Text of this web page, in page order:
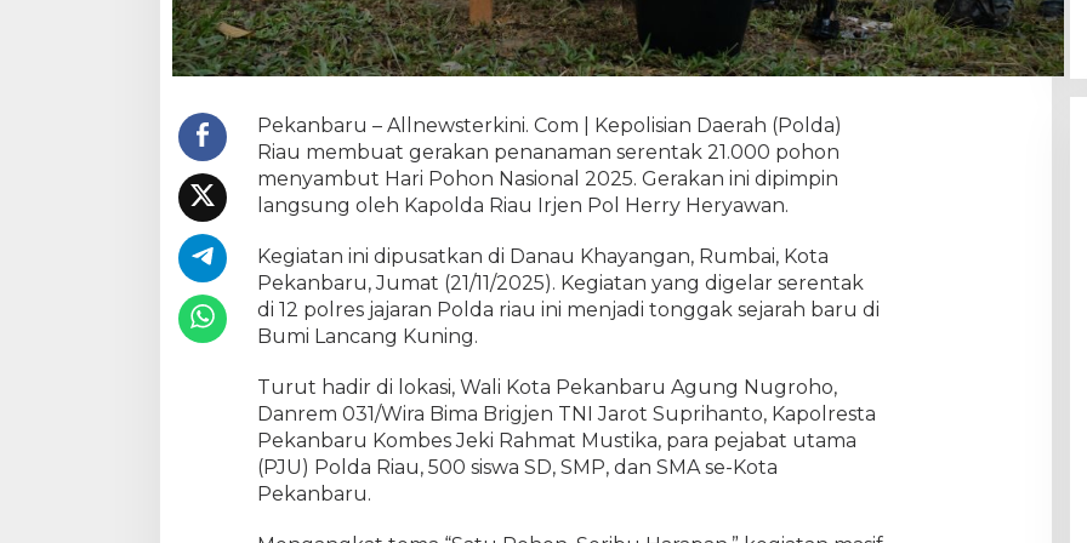
a
m
a
n
1
.
0
0
P
o
n
a
r
e
n
g
Pekanbaru – Allnewsterkini. Com | Kepolisian Daerah (Polda)
Riau membuat gerakan penanaman serentak 21.000 pohon
menyambut Hari Pohon Nasional 2025. Gerakan ini dipimpin
langsung oleh Kapolda Riau Irjen Pol Herry Heryawan.
Kegiatan ini dipusatkan di Danau Khayangan, Rumbai, Kota
Pekanbaru, Jumat (21/11/2025). Kegiatan yang digelar serentak
di 12 polres jajaran Polda riau ini menjadi tonggak sejarah baru di
Bumi Lancang Kuning.
Turut hadir di lokasi, Wali Kota Pekanbaru Agung Nugroho,
Danrem 031/Wira Bima Brigjen TNI Jarot Suprihanto, Kapolresta
Pekanbaru Kombes Jeki Rahmat Mustika, para pejabat utama
(PJU) Polda Riau, 500 siswa SD, SMP, dan SMA se-Kota
Pekanbaru.